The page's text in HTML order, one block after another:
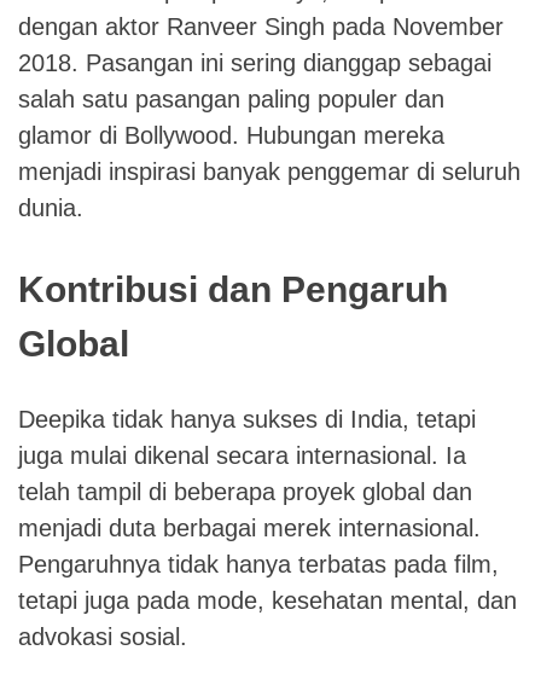
dengan aktor Ranveer Singh pada November
2018. Pasangan ini sering dianggap sebagai
salah satu pasangan paling populer dan
glamor di Bollywood. Hubungan mereka
menjadi inspirasi banyak penggemar di seluruh
dunia.
Kontribusi dan Pengaruh
Global
Deepika tidak hanya sukses di India, tetapi
juga mulai dikenal secara internasional. Ia
telah tampil di beberapa proyek global dan
menjadi duta berbagai merek internasional.
Pengaruhnya tidak hanya terbatas pada film,
tetapi juga pada mode, kesehatan mental, dan
advokasi sosial.